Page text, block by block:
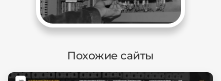
Похожие сайты